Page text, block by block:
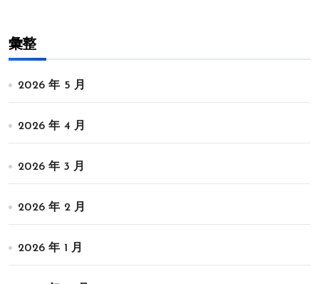
彙整
2026 年 5 月
2026 年 4 月
2026 年 3 月
2026 年 2 月
2026 年 1 月